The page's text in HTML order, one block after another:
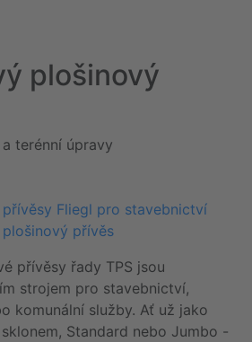
plošinový
terénní úpravy
přívěsy Fliegl pro stavebnictví
přívěs
přívěsy řady TPS jsou
strojem pro stavebnictví,
komunální služby. Ať už jako
Standard nebo Jumbo -